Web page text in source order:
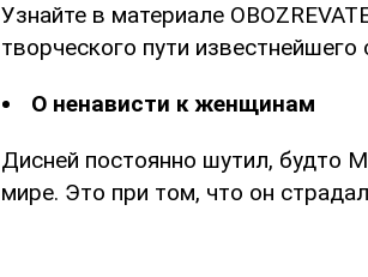
Узнайте в материале
творческого пути известнейшего
О ненависти к женщинам
Дисней постоянно шутил, будто
мире. Это при том, что он